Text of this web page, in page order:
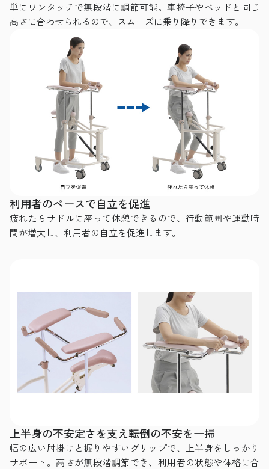
単にワンタッチで無段階に調節可能。車椅子やベッドと同じ
高さに合わせられるので、スムーズに乗り降りできます。
利用者のペースで自立を促進
疲れたらサドルに座って休憩できるので、行動範囲や運動時
間が増大し、利用者の自立を促進します。
上半身の不安定さを支え転倒の不安を一掃
幅の広い肘掛けと握りやすいグリップで、上半身をしっかり
サポート。高さが無段階調節でき、利用者の状態や体格に合